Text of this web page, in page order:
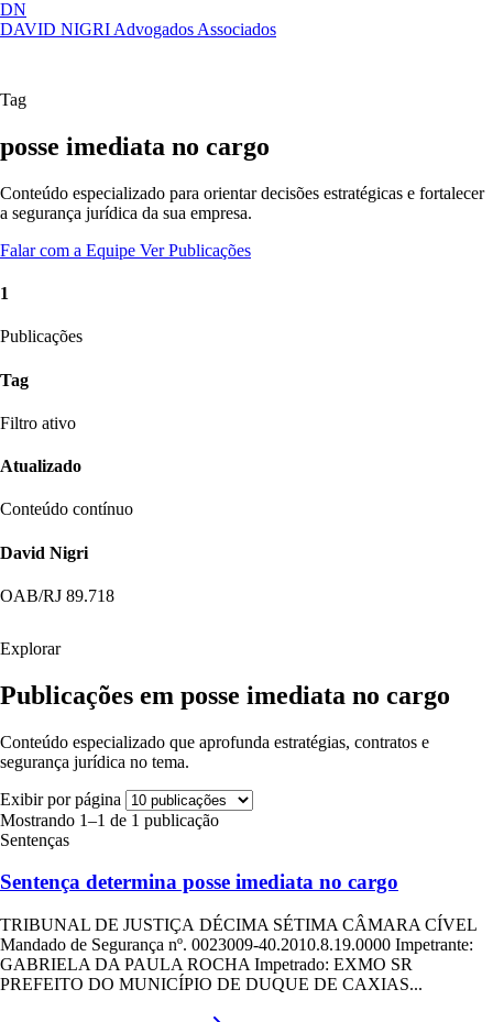
DN
DAVID NIGRI Advogados Associados
Artigos, sentenças, áreas de atuação,
Tag
posse imediata no cargo
Conteúdo especializado para orientar decisões estratégicas e fortalecer
a segurança jurídica da sua empresa.
Falar com a Equipe Ver Publicações
1
Publicações
Tag
Filtro ativo
Atualizado
Conteúdo contínuo
David Nigri
OAB/RJ 89.718
Explorar
Publicações em posse imediata no cargo
Conteúdo especializado que aprofunda estratégias, contratos e
segurança jurídica no tema.
Exibir por página
Mostrando 1–1 de 1 publicação
Sentenças
Sentença determina posse imediata no cargo
TRIBUNAL DE JUSTIÇA DÉCIMA SÉTIMA CÂMARA CÍVEL
Mandado de Segurança nº. 0023009-40.2010.8.19.0000 Impetrante:
GABRIELA DA PAULA ROCHA Impetrado: EXMO SR
PREFEITO DO MUNICÍPIO DE DUQUE DE CAXIAS...